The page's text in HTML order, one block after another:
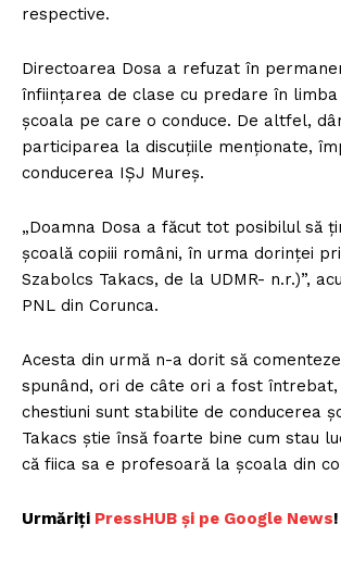
respective.
Directoarea Dosa a refuzat în
înfiinţarea de clase cu predare în limba
şcoala pe care o conduce. De altfel,
participarea la discuţiile menţionate,
conducerea IŞJ Mureş.
„Doamna Dosa a făcut tot posibilul să
școală copiii români, în urma dorinței
Szabolcs Takacs, de la UDMR- n.r.)”,
PNL din Corunca.
Acesta din urmă n-a dorit să
spunând, ori de câte ori a fost întrebat,
chestiuni sunt stabilite de conducerea
Takacs ştie însă foarte bine cum stau
că fiica sa e profesoară la şcoala din
Urmăriți PressHUB și pe Google News!